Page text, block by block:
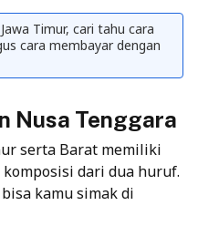
Timur, cari tahu cara
cara membayar dengan
Nusa Tenggara
serta Barat memiliki
dari dua huruf.
kamu simak di